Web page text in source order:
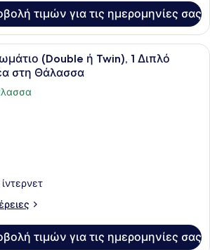
τιμών για τις ημερομηνίες σας
Ένα στρωμένο κρεβάτι με λευκά
(Double ή Twin), 1 Διπλό
στη Θάλασσα
τιμών για τις ημερομηνίες σας